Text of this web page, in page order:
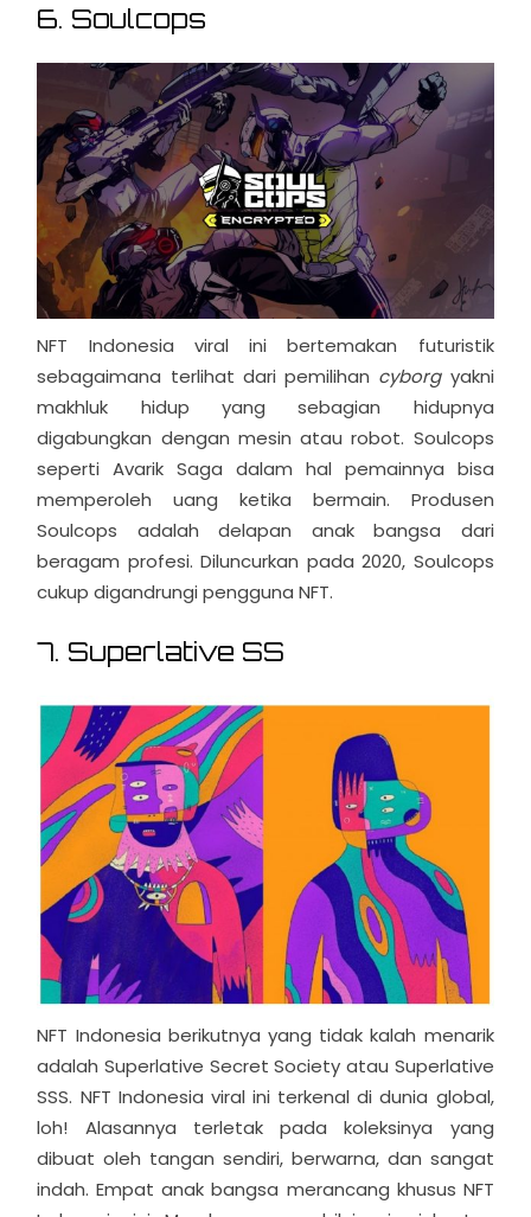
6. Soulcops
NFT Indonesia viral ini bertemakan futuristik
sebagaimana terlihat dari pemilihan cyborg yakni
makhluk hidup yang sebagian hidupnya
digabungkan dengan mesin atau robot. Soulcops
seperti Avarik Saga dalam hal pemainnya bisa
memperoleh uang ketika bermain. Produsen
Soulcops adalah delapan anak bangsa dari
beragam profesi. Diluncurkan pada 2020, Soulcops
cukup digandrungi pengguna NFT.
7. Superlative SS
NFT Indonesia berikutnya yang tidak kalah menarik
adalah Superlative Secret Society atau Superlative
SSS. NFT Indonesia viral ini terkenal di dunia global,
loh! Alasannya terletak pada koleksinya yang
dibuat oleh tangan sendiri, berwarna, dan sangat
indah. Empat anak bangsa merancang khusus NFT